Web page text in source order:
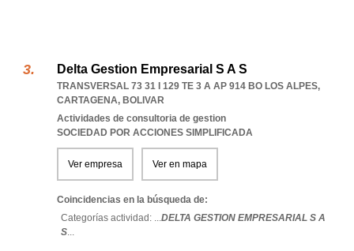
Delta Gestion Empresarial S A S
TRANSVERSAL 73 31 I 129 TE 3 A AP 914 BO LOS ALPES,
CARTAGENA, BOLIVAR
Actividades de consultoria de gestion
SOCIEDAD POR ACCIONES SIMPLIFICADA
Ver empresa Ver en mapa
Coincidencias en la búsqueda de:
Categorías actividad: ...DELTA GESTION EMPRESARIAL S A
S...